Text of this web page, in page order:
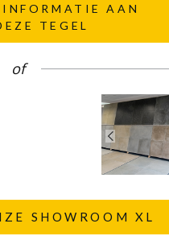
AAN
TEGEL
of
SHOWROOM XL